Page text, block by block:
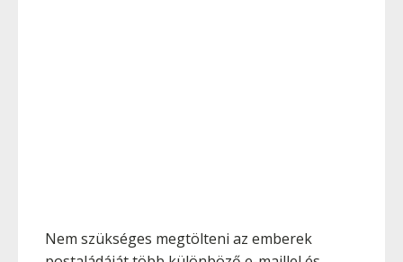
Nem szükséges megtölteni az emberek